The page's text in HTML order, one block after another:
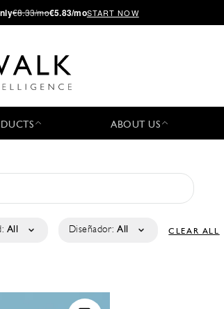
€8.33/mo€5.83/moSTART NOW
ABOUT US
All Diseñador: All CLEAR ALL